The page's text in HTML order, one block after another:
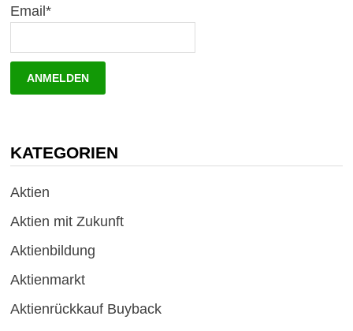
Email*
KATEGORIEN
Aktien
Aktien mit Zukunft
Aktienbildung
Aktienmarkt
Aktienrückkauf Buyback